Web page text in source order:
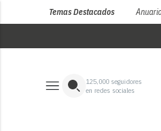
Temas Destacados
125,000 seguidores
en redes sociales